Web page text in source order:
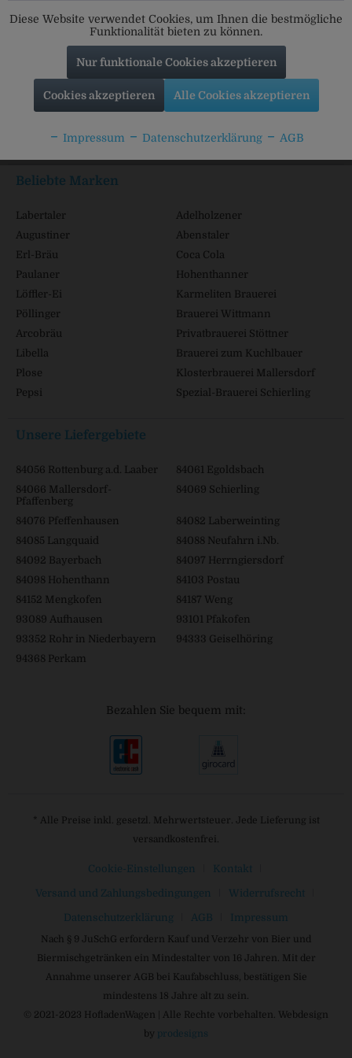
Service Hotline
Shop Service
Informationen
Beliebte Marken
Labertaler
Adelholzener
Augustiner
Abenstaler
Erl-Bräu
Coca Cola
Paulaner
Hohenthanner
Löffler-Ei
Karmeliten Brauerei
Pöllinger
Brauerei Wittmann
Arcobräu
Privatbrauerei Stöttner
Libella
Brauerei zum Kuchlbauer
Plose
Klosterbrauerei Mallersdorf
Pepsi
Spezial-Brauerei Schierling
Unsere Liefergebiete
84056 Rottenburg a.d. Laaber
84061 Egoldsbach
84066 Mallersdorf-
Pfaffenberg
84069 Schierling
84076 Pfeffenhausen
84082 Laberweinting
84085 Langquaid
84088 Neufahrn i.Nb.
84092 Bayerbach
84097 Herrngiersdorf
84098 Hohenthann
84103 Postau
84152 Mengkofen
84187 Weng
93089 Aufhausen
93101 Pfakofen
93352 Rohr in Niederbayern
94333 Geiselhöring
94368 Perkam
Bezahlen Sie bequem mit:
* Alle Preise inkl. gesetzl. Mehrwertsteuer. Jede Lieferung ist
versandkostenfrei.
Cookie-Einstellungen Kontakt
Versand und Zahlungsbedingungen Widerrufsrecht
Datenschutzerklärung AGB Impressum
Nach § 9 JuSchG erfordern Kauf und Verzehr von Bier und
Biermischgetränken ein Mindestalter von 16 Jahren. Mit der
Annahme unserer AGB bei Kaufabschluss, bestätigen Sie
mindestens 18 Jahre alt zu sein.
© 2021-2023 HofladenWagen | Alle Rechte vorbehalten. Webdesign
by prodesigns
Diese Website verwendet Cookies, um Ihnen die bestmögliche
Funktionalität bieten zu können.
Nur funktionale Cookies akzeptieren
Cookies akzeptieren Alle Cookies akzeptieren
Impressum Datenschutzerklärung AGB